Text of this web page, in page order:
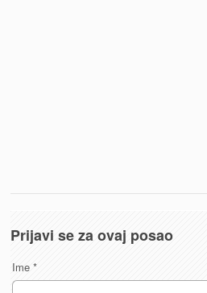
Prijavi se za ovaj posao
Ime*